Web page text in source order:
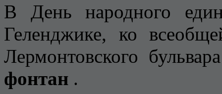
В День народного
Геленджике, ко
Лермонтовского
фонтан .